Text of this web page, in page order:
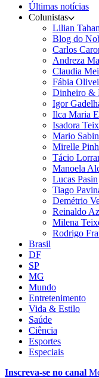
Últimas notícias
Colunistas
Lilian Tahan
Blog do
Carlos
Andreza
Claudia
Fábia
Dinheiro &
Igor
Ilca Maria
Isadora
Mario
Mirelle
Tácio
Manoela
Lucas Pasin
Tiago
Demétrio
Reinaldo
Milena
Rodrigo
Brasil
DF
SP
MG
Mundo
Entretenimento
Vida & Estilo
Saúde
Ciência
Esportes
Especiais
Inscreva-se no canal